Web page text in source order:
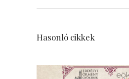
Hasonló cikkek